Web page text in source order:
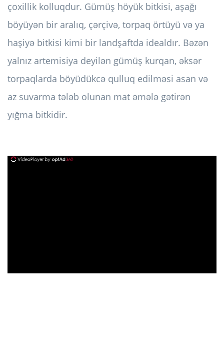
çoxillik kolluqdur. Gümüş höyük bitkisi, aşağı
böyüyən bir aralıq, çərçivə, torpaq örtüyü və ya
haşiyə bitkisi kimi bir landşaftda idealdır. Bəzən
yalnız artemisiya deyilən gümüş kurqan, əksər
torpaqlarda böyüdükcə qulluq edilməsi asan və
az suvarma tələb olunan mat əmələ gətirən
yığma bitkidir.